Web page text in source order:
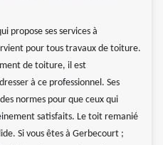
propose ses services à
pour tous travaux de toiture.
de toiture, il est
à ce professionnel. Ses
normes pour que ceux qui
satisfaits. Le toit remanié
Si vous êtes à Gerbecourt ;